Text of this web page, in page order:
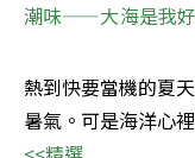
潮味——大海是我
熱到快要當機的夏
暑氣。可是海洋心